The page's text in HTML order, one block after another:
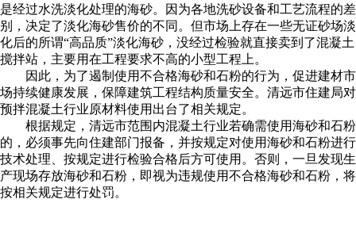
是经过水洗淡化处理的海砂。因为各地洗砂设备和工艺流程的差
别，决定了淡化海砂售价的不同。但市场上存在一些无证砂场淡
化后的所谓“高品质”淡化海砂，没经过检验就直接卖到了混凝土
搅拌站，主要用在工程要求不高的小型工程上。
因此，为了遏制使用不合格海砂和石粉的行为，促进建材市
场持续健康发展，保障建筑工程结构质量安全。清远市住建局对
预拌混凝土行业原材料使用出台了相关规定。
根据规定，清远市范围内混凝土行业若确需使用海砂和石粉
的，必须事先向住建部门报备，并按规定对使用海砂和石粉进行
技术处理、按规定进行检验合格后方可使用。否则，一旦发现生
产现场存放海砂和石粉，即视为违规使用不合格海砂和石粉，将
按相关规定进行处罚。